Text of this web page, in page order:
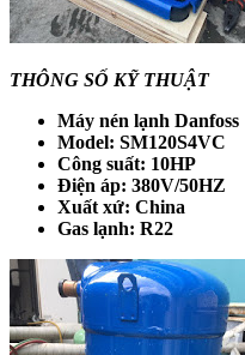
THÔNG SỐ KỸ THUẬT
Máy nén lạnh Danfoss
Model: SM120S4VC
Công suất: 10HP
Điện áp: 380V/50HZ
Xuất xứ: China
Gas lạnh: R22